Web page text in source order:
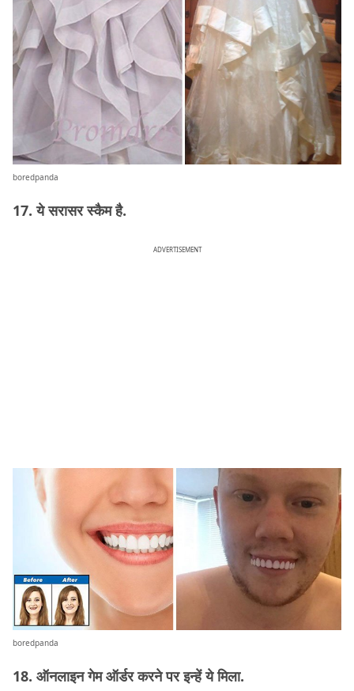
boredpanda
17. ये सरासर स्कैम है.
ADVERTISEMENT
boredpanda
18. ऑनलाइन गेम ऑर्डर करने पर इन्हें ये मिला.